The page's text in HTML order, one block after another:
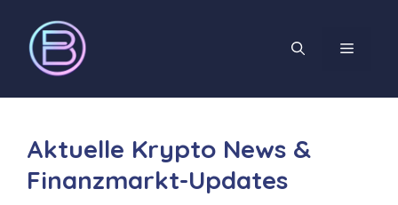
Inhalt
springen
MENÜ
Aktuelle Krypto News &
Finanzmarkt-Updates